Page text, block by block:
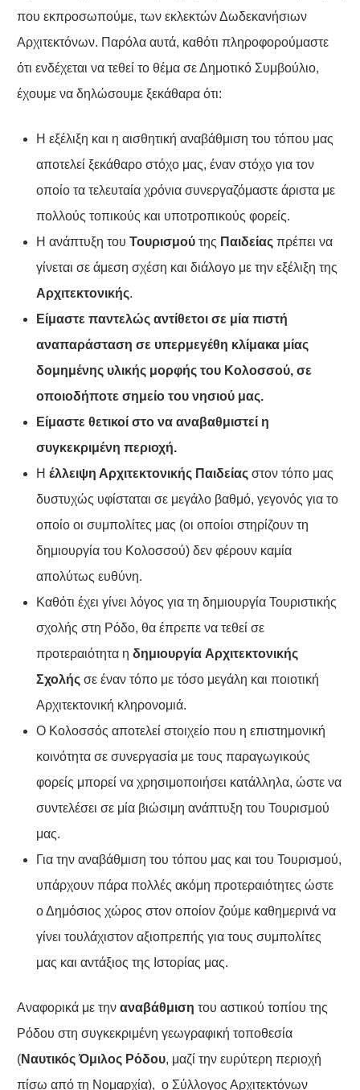
που εκπροσωπούμε, των εκλεκτών Δωδεκανήσιων
Αρχιτεκτόνων. Παρόλα αυτά, καθότι πληροφορούμαστε
ότι ενδέχεται να τεθεί το θέμα σε Δημοτικό Συμβούλιο,
έχουμε να δηλώσουμε ξεκάθαρα ότι:
Η εξέλιξη και η αισθητική αναβάθμιση του τόπου μας
αποτελεί ξεκάθαρο στόχο μας, έναν στόχο για τον
οποίο τα τελευταία χρόνια συνεργαζόμαστε άριστα με
πολλούς τοπικούς και υποτροπικούς φορείς.
Η ανάπτυξη του Τουρισμούτης Παιδείαςπρέπει να
γίνεται σε άμεση σχέση και διάλογο με την εξέλιξη της
Αρχιτεκτονικής.
Είμαστε παντελώς αντίθετοι σε μία πιστή
αναπαράσταση σε υπερμεγέθη κλίμακα μίας
δομημένης υλικής μορφής του Κολοσσού, σε
οποιοδήποτε σημείο του νησιού μας.
Είμαστε θετικοί στο να αναβαθμιστεί η
συγκεκριμένη περιοχή.
Η έλλειψη Αρχιτεκτονικής Παιδείαςστον τόπο μας
δυστυχώς υφίσταται σε μεγάλο βαθμό, γεγονός για το
οποίο οι συμπολίτες μας (οι οποίοι στηρίζουν τη
δημιουργία του Κολοσσού) δεν φέρουν καμία
απολύτως ευθύνη.
Καθότι έχει γίνει λόγος για τη δημιουργία Τουριστικής
σχολής στη Ρόδο, θα έπρεπε να τεθεί σε
προτεραιότητα η δημιουργία Αρχιτεκτονικής
Σχολήςσε έναν τόπο με τόσο μεγάλη και ποιοτική
Αρχιτεκτονική κληρονομιά.
Ο Κολοσσός αποτελεί στοιχείο που η επιστημονική
κοινότητα σε συνεργασία με τους παραγωγικούς
φορείς μπορεί να χρησιμοποιήσει κατάλληλα, ώστε να
συντελέσει σε μία βιώσιμη ανάπτυξη του Τουρισμού
μας.
Για την αναβάθμιση του τόπου μας και του Τουρισμού,
υπάρχουν πάρα πολλές ακόμη προτεραιότητες ώστε
ο Δημόσιος χώρος στον οποίον ζούμε καθημερινά να
γίνει τουλάχιστον αξιοπρεπής για τους συμπολίτες
μας και αντάξιος της Ιστορίας μας.
Αναφορικά με την αναβάθμιση του αστικού τοπίου της
Ρόδου στη συγκεκριμένη γεωγραφική τοποθεσία
(Ναυτικός Όμιλος Ρόδου, μαζί την ευρύτερη περιοχή
πίσω από τη Νομαρχία), ο Σύλλογος Αρχιτεκτόνων